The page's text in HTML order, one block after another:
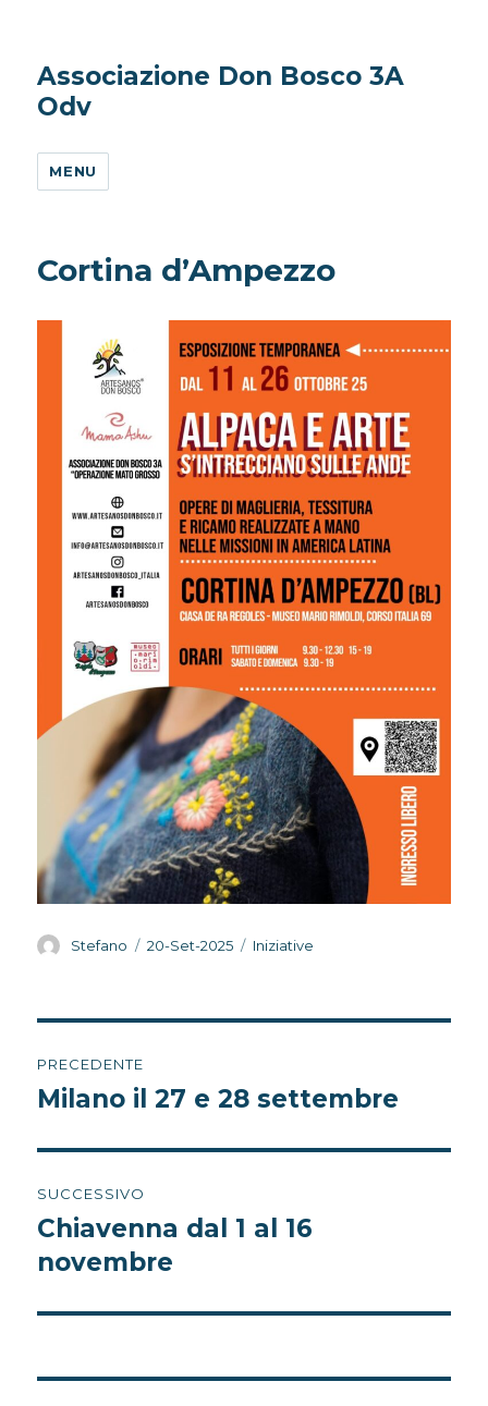
Associazione Don Bosco 3A
Odv
MENU
Cortina d’Ampezzo
Autore
Stefano
Pubblicato
20-Set-2025 Categorie
Iniziative
articoli
PRECEDENTE
Articolo
Milano il 27 e 28 settembre
SUCCESSIVO
Articolo
successivo:
Chiavenna dal 1 al 16
novembre